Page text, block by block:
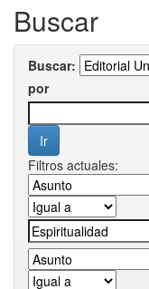
Buscar
Buscar:
por
Filtros actuales: